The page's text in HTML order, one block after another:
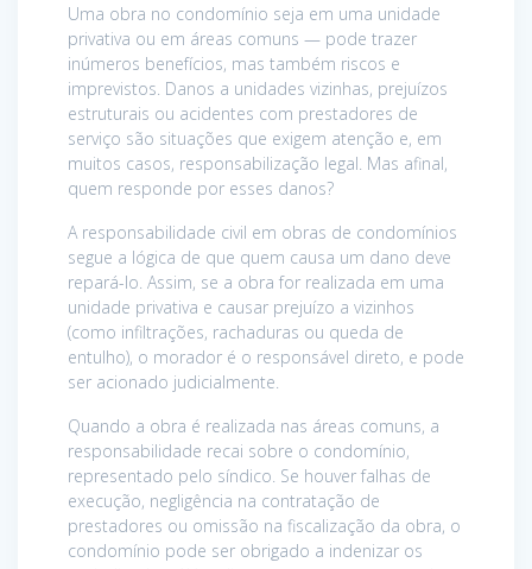
Uma obra no condomínio seja em uma unidade
privativa ou em áreas comuns — pode trazer
inúmeros benefícios, mas também riscos e
imprevistos. Danos a unidades vizinhas, prejuízos
estruturais ou acidentes com prestadores de
serviço são situações que exigem atenção e, em
muitos casos, responsabilização legal. Mas afinal,
quem responde por esses danos?
A responsabilidade civil em obras de condomínios
segue a lógica de que quem causa um dano deve
repará-lo. Assim, se a obra for realizada em uma
unidade privativa e causar prejuízo a vizinhos
(como infiltrações, rachaduras ou queda de
entulho), o morador é o responsável direto, e pode
ser acionado judicialmente.
Quando a obra é realizada nas áreas comuns, a
responsabilidade recai sobre o condomínio,
representado pelo síndico. Se houver falhas de
execução, negligência na contratação de
prestadores ou omissão na fiscalização da obra, o
condomínio pode ser obrigado a indenizar os